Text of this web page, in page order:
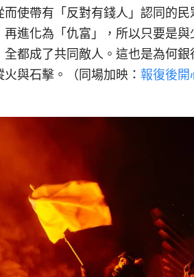
使帶有「反對有錢人」認同的
進化為「仇富」，所以只要是
都成了共同敵人。這也是為何
與石擊。（同場加映： 報復後開